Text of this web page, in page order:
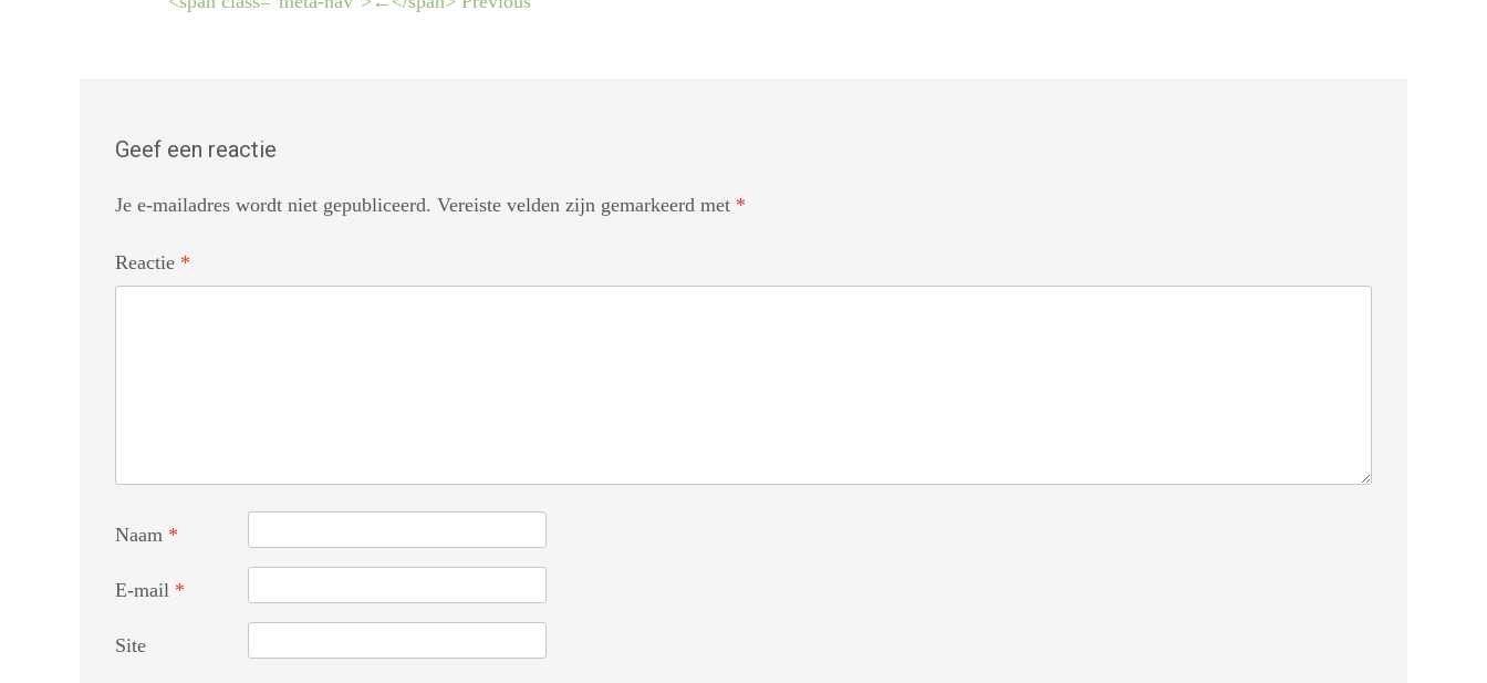
Geef een reactie
Je e-mailadres wordt niet gepubliceerd. Vereiste velden zijn gemarkeerd met *
Reactie *
Naam *
E-mail *
Site